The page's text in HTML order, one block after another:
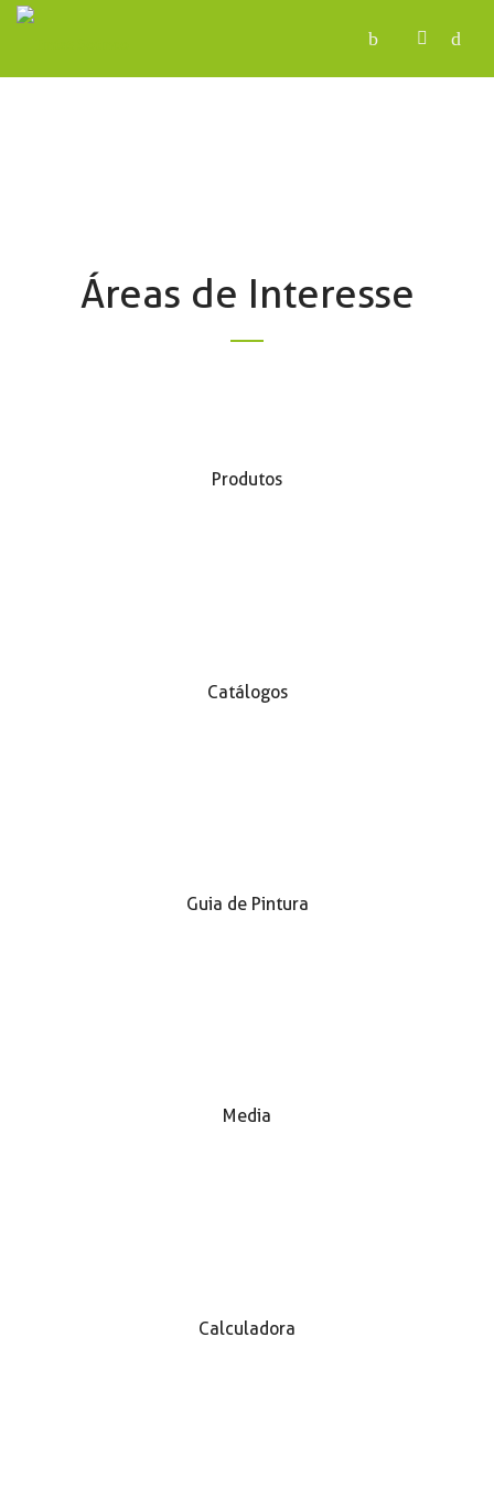
Áreas de Interesse
Produtos
Catálogos
Guia de Pintura
Media
Calculadora